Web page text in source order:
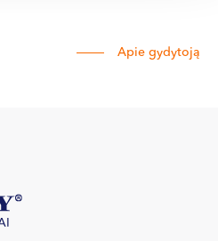
Apie gydytoją